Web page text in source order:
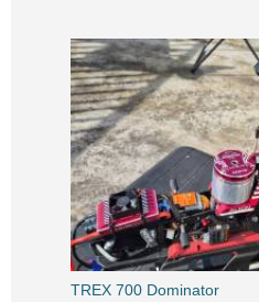
TREX 700 Dominator